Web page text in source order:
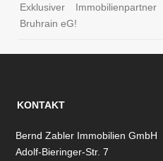
Exklusiver
Bruhrain eG!
KONTAKT
Bernd Zabler Immobilien GmbH
Adolf-Bieringer-Str. 7